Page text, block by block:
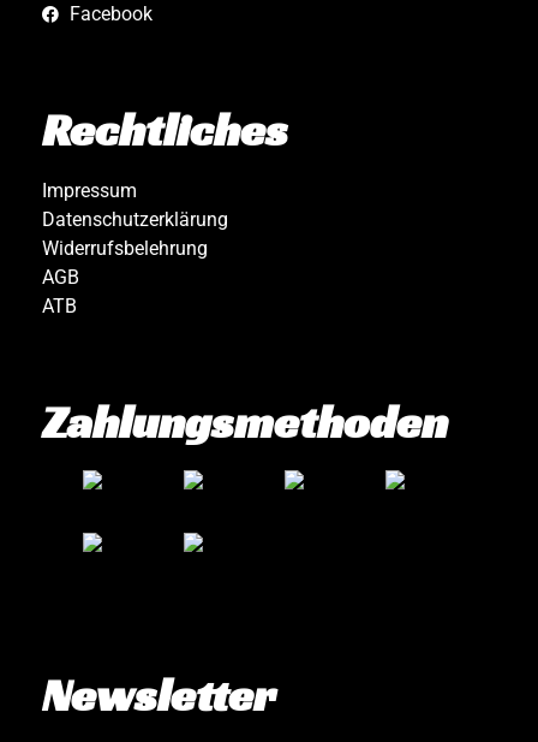
Facebook
Rechtliches
Impressum
Datenschutzerklärung
Widerrufsbelehrung
AGB
ATB
Zahlungsmethoden
Newsletter